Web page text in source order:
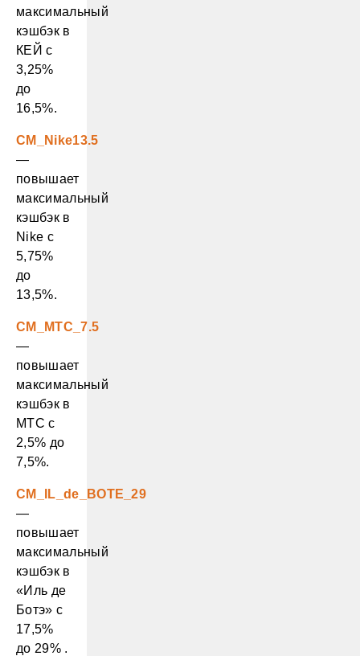
максимальный
кэшбэк в
КЕЙ с
3,25%
до
16,5%.
CM_Nike13.5
—
повышает
максимальный
кэшбэк в
Nike с
5,75%
до
13,5%.
CM_MTC_7.5
—
повышает
максимальный
кэшбэк в
МТС с
2,5% до
7,5%.
CM_IL_de_BOTE_29
—
повышает
максимальный
кэшбэк в
«Иль де
Ботэ» с
17,5%
до 29% .